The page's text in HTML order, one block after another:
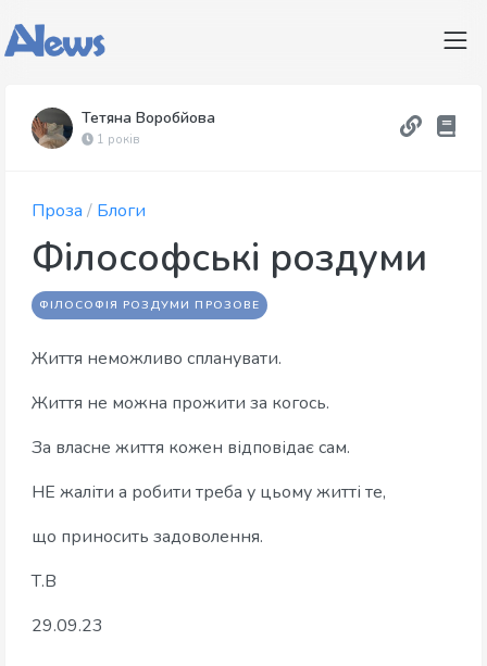
Тетяна Воробйова
1 років
Проза / Блоги
Філософські роздуми
ФІЛОСОФІЯ РОЗДУМИ ПРОЗОВЕ
Життя неможливо спланувати.
Життя не можна прожити за когось.
За власне життя кожен відповідає сам.
НЕ жаліти а робити треба у цьому житті те,
що приносить задоволення.
Т.В
29.09.23